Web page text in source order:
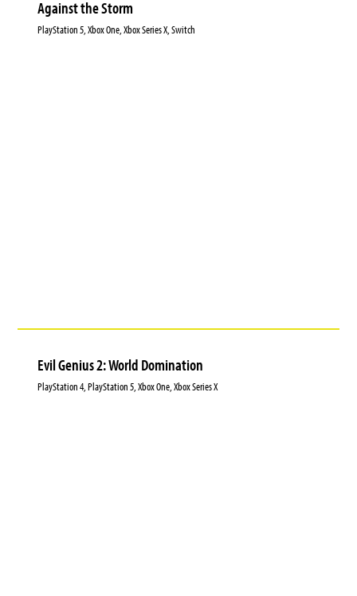
Against the Storm
PlayStation 5, Xbox One, Xbox Series X, Switch
Evil Genius 2: World Domination
PlayStation 4, PlayStation 5, Xbox One, Xbox Series X